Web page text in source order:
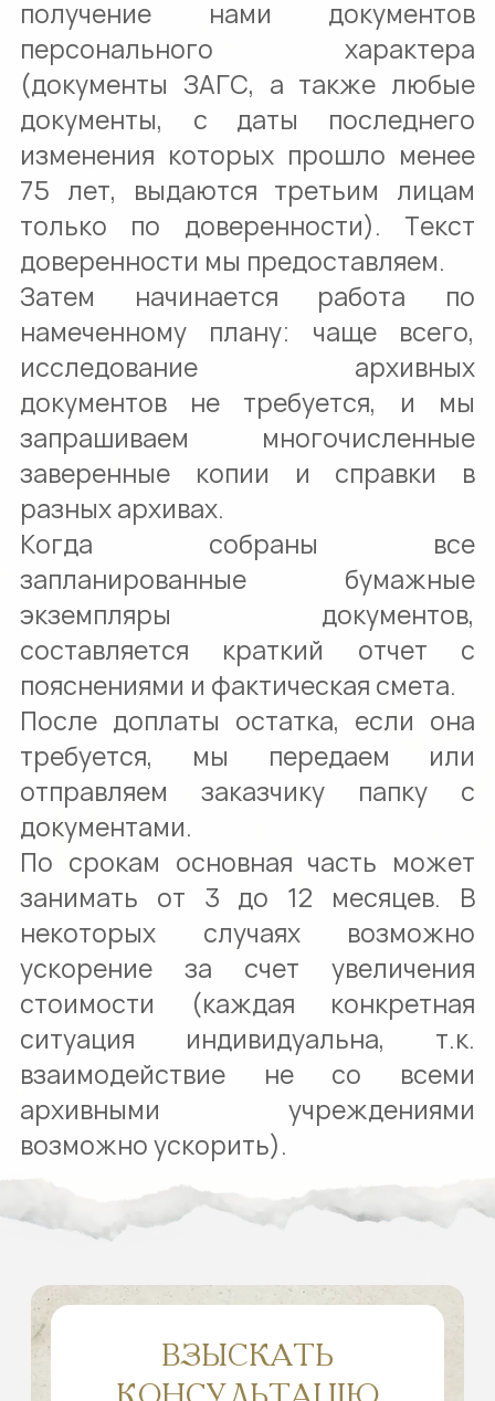
получение нами документов
персонального характера
(документы ЗАГС, а также любые
документы, с даты последнего
изменения которых прошло менее
75 лет, выдаются третьим лицам
только по доверенности). Текст
доверенности мы предоставляем.
Затем начинается работа по
намеченному плану: чаще всего,
исследование архивных
документов не требуется, и мы
запрашиваем многочисленные
заверенные копии и справки в
разных архивах.
Когда собраны все
запланированные бумажные
экземпляры документов,
составляется краткий отчет с
пояснениями и фактическая смета.
После доплаты остатка, если она
требуется, мы передаем или
отправляем заказчику папку с
документами.
По срокам основная часть может
занимать от 3 до 12 месяцев. В
некоторых случаях возможно
ускорение за счет увеличения
стоимости (каждая конкретная
ситуация индивидуальна, т.к.
взаимодействие не со всеми
архивными учреждениями
возможно ускорить).
ВЗЫСКАТЬ